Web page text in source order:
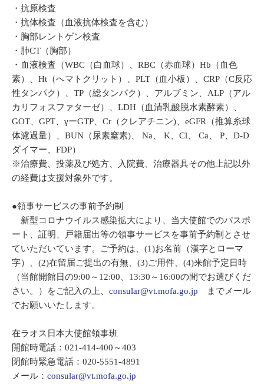
・抗原検査
・抗体検査（血液抗体検査を含む）
・胸部レントゲン検査
・肺CT（胸部）
・血液検査（WBC（白血球）、RBC（赤血球）Hb（血色
素）、Ht（へマトクリット）、PLT（血小板）、CRP（C反応
性タンパク）、TP（総タンパク）、アルブミン、ALP（アル
カリフォスファターゼ）、LDH（血清乳酸脱水素酵素）、
GOT、GPT、γーGTP、Cr（クレアチニン)、eGFR（推算糸球
体濾過量）、BUN（尿素窒素)、 Na、 K、Cl、 Ca、 P、D-D
ダイマー、FDP）
※治療費、投薬及び処方、入院費、治療器具その他上記以外
の経費は支援対象外です。
●領事サービスの事前予約制
新型コロナウイルス感染拡大により、当大使館でのパスポ
ート、証明、戸籍届出等の領事サービスを事前予約制とさせ
ていただいています。ご予約は、(1)お名前（漢字とローマ
字）、(2)在留届ご提出の有無、(3)ご用件、(4)来館予定日時
（当館開館日の9:00～12:00、13:30～16:00の間でお選びくだ
さい。）をご記入の上、 consular@vt.mofa.go.jp までメール
でお願いいたします。
在ラオス日本大使館領事班
開館時電話：021-414-400～403
閉館時緊急電話：020-5551-4891
メール： consular@vt.mofa.go.jp